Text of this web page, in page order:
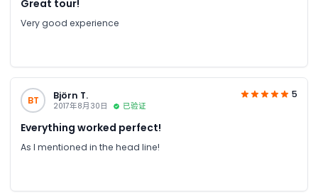
Great tour!
Very good experience
BT Björn T.
2017年8月30日 已验证
5
Everything worked perfect!
As I mentioned in the head line!